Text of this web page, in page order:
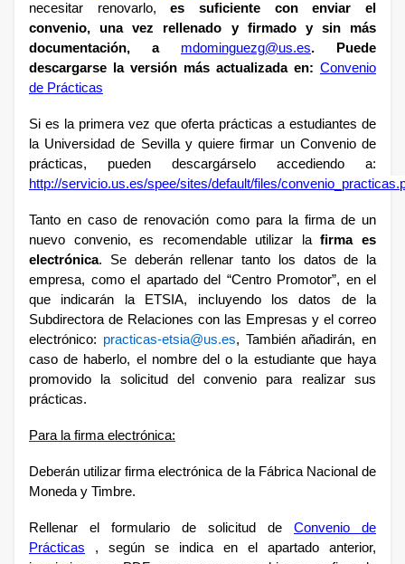
necesitar renovarlo,es suficiente con enviar el
convenio, una vez rellenado y firmado y sin más
documentación, a mdominguezg@us.es. Puede
descargarse la versión más actualizada en: Convenio
de Prácticas
Si es la primera vez que oferta prácticas a estudiantes de
la Universidad de Sevilla y quiere firmar un Convenio de
prácticas, pueden descargárselo accediendo a:
http://servicio.us.es/spee/sites/default/files/
Tanto en caso de renovación como para la firma de un
nuevo convenio, es recomendable utilizar lafirma es
electrónica. Se deberán rellenar tanto los datos de la
empresa, como el apartado del “Centro Promotor”, en el
que indicarán la ETSIA, incluyendo los datos de la
Subdirectora de Relaciones con las Empresas y el correo
electrónico: practicas-etsia@us.es, También añadirán, en
caso de haberlo, el nombre del o la estudiante que haya
promovido la solicitud del convenio para realizar sus
prácticas.
Para la firma electrónica:
Deberán utilizar firma electrónica de la Fábrica Nacional de
Moneda y Timbre.
Rellenar el formulario de solicitud de Convenio de
Prácticas , según se indica en el apartado anterior,